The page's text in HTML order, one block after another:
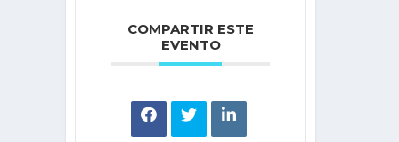
COMPARTIR ESTE
EVENTO